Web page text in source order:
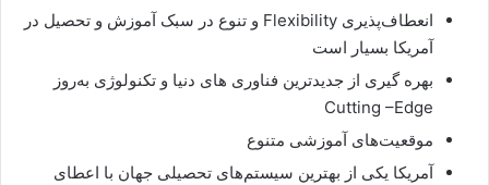
انعطاف‌پذیری Flexibility و تنوع در سبک آموزش و تحصیل در
آمریکا بسیار است
بهره گیری از جدیدترین فناوری‌ های دنیا و تکنولوژی به‌روز
Cutting –Edge
موقعیت‌های آموزشی متنوع
آمریکا یکی از بهترین سیستم‌های تحصیلی جهان با اعطای